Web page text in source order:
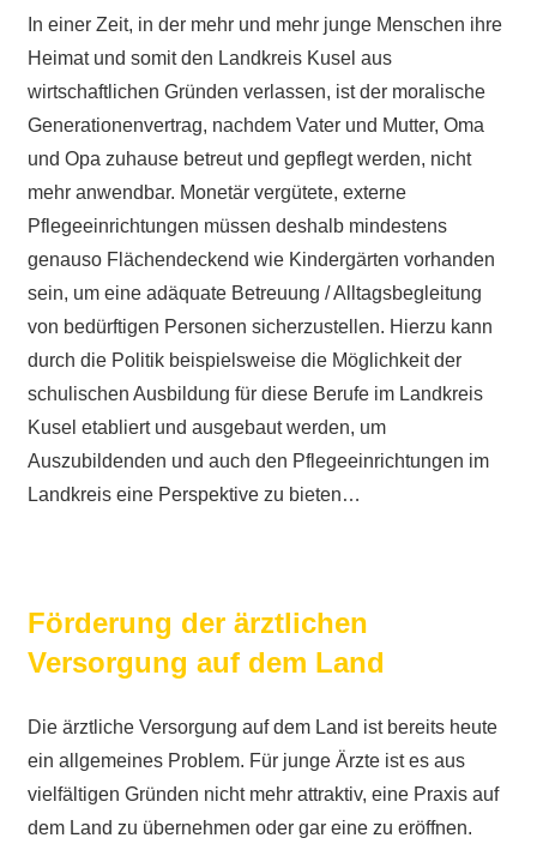
In einer Zeit, in der mehr und mehr junge Menschen ihre
Heimat und somit den Landkreis Kusel aus
wirtschaftlichen Gründen verlassen, ist der moralische
Generationenvertrag, nachdem Vater und Mutter, Oma
und Opa zuhause betreut und gepflegt werden, nicht
mehr anwendbar. Monetär vergütete, externe
Pflegeeinrichtungen müssen deshalb mindestens
genauso Flächendeckend wie Kindergärten vorhanden
sein, um eine adäquate Betreuung / Alltagsbegleitung
von bedürftigen Personen sicherzustellen. Hierzu kann
durch die Politik beispielsweise die Möglichkeit der
schulischen Ausbildung für diese Berufe im Landkreis
Kusel etabliert und ausgebaut werden, um
Auszubildenden und auch den Pflegeeinrichtungen im
Landkreis eine Perspektive zu bieten…
Förderung der ärztlichen
Versorgung auf dem Land
Die ärztliche Versorgung auf dem Land ist bereits heute
ein allgemeines Problem. Für junge Ärzte ist es aus
vielfältigen Gründen nicht mehr attraktiv, eine Praxis auf
dem Land zu übernehmen oder gar eine zu eröffnen.